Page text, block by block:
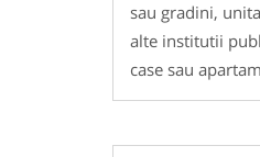
sau gradini,
alte institutii
case sau